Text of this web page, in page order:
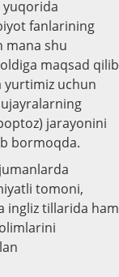
yuqorida
fanlarining
mana shu
maqsad qilib
yurtimiz uchun
jarayonini
bormoqda.
tomoni,
ingliz tillarida ham